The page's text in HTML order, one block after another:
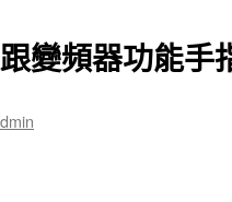
變頻器功能手